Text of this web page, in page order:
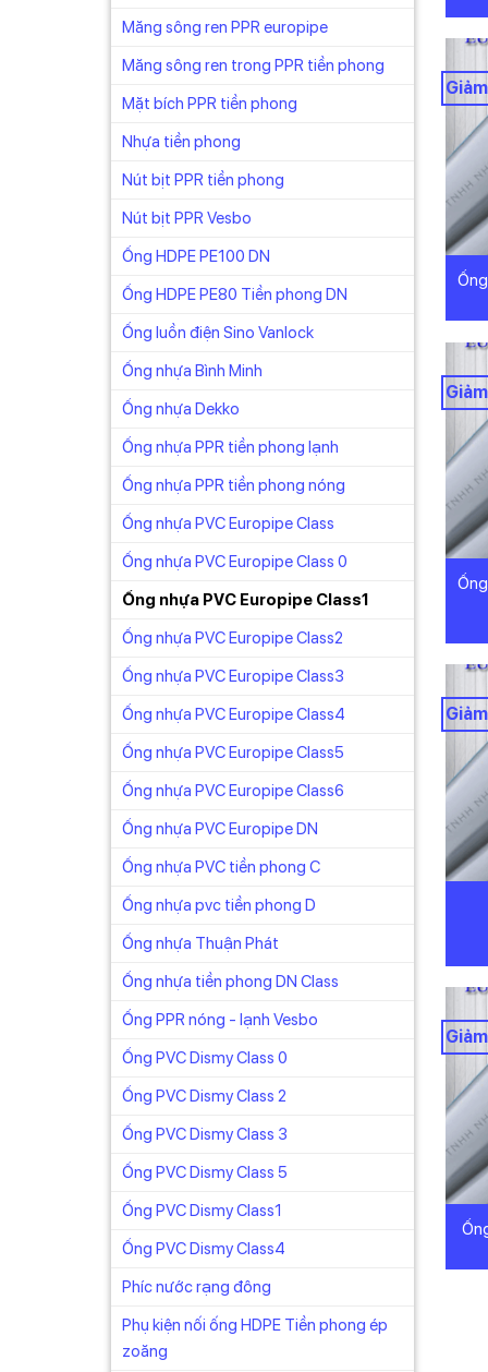
Măng sông ren PPR europipe
Măng sông ren trong PPR tiền phong
Mặt bích PPR tiền phong
Nhựa tiền phong
Nút bịt PPR tiền phong
Nút bịt PPR Vesbo
Ống HDPE PE100 DN
Ống HDPE PE80 Tiền phong DN
Ống luồn điện Sino Vanlock
Ống nhựa Bình Minh
Ống nhựa Dekko
Ống nhựa PPR tiền phong lạnh
Ống nhựa PPR tiền phong nóng
Ống nhựa PVC Europipe Class
Ống nhựa PVC Europipe Class 0
Ống nhựa PVC Europipe Class1
Ống nhựa PVC Europipe Class2
Ống nhựa PVC Europipe Class3
Ống nhựa PVC Europipe Class4
Ống nhựa PVC Europipe Class5
Ống nhựa PVC Europipe Class6
Ống nhựa PVC Europipe DN
Ống nhựa PVC tiền phong C
Ống nhựa pvc tiền phong D
Ống nhựa Thuận Phát
Ống nhựa tiền phong DN Class
Ống PPR nóng - lạnh Vesbo
Ống PVC Dismy Class 0
Ống PVC Dismy Class 2
Ống PVC Dismy Class 3
Ống PVC Dismy Class 5
Ống PVC Dismy Class1
Ống PVC Dismy Class4
Phíc nước rạng đông
Phụ kiện nối ống HDPE Tiền phong ép
zoăng